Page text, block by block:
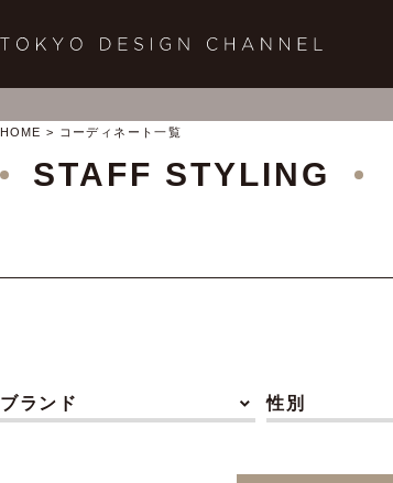
HOME コーディネート一覧
STAFF STYLING
ブランド 性別